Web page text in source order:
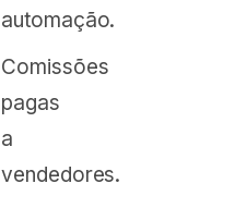
automação.
Comissões
pagas
a
vendedores.